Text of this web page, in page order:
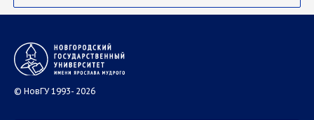
© НовГУ 1993- 2026